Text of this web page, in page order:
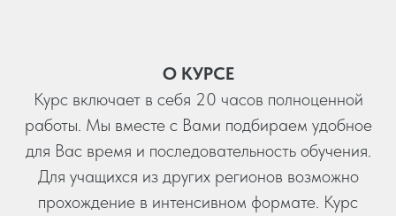
О КУРСЕ
Курс включает в себя 20 часов полноценной
работы. Мы вместе с Вами подбираем удобное
для Вас время и последовательность обучения.
Для учащихся из других регионов возможно
прохождение в интенсивном формате. Курс